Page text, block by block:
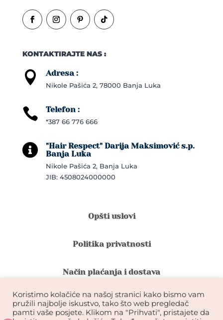
KONTAKTIRAJTE NAS :
 Adresa :
Nikole Pašića 2, 78000 Banja Luka
 Telefon :
*387 66 776 666

"Hair Respect" Darija Maksimović s.p.
Banja Luka
Nikole Pašića 2, Banja Luka
JIB: 4508024000000
Opšti uslovi
Politika privatnosti
Način plaćanja i dostava
Reklamacije i povrat robe
Koristimo kolačiće na našoj stranici kako bismo vam
pružili najbolje iskustvo, tako što web pregledač
pamti vaše posjete. Klikom na "Prihvati", pristajete da